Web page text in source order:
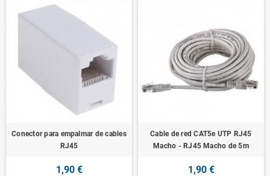
Conector para empalmar de cables
RJ45
1,90 €
Cable de red CAT5e UTP RJ45
Macho - RJ45 Macho de 5m
1,90 €